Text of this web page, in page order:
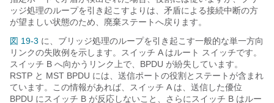
ッジ処理のループを引き起こすよりは、矛盾による接続中断の方
が望ましい状態のため、廃棄ステートへ戻ります。
図 19-3 に、ブリッジ処理のループを引き起こす一般的な単一方向
リンクの失敗例を示します。スイッチ A はルート スイッチです。
スイッチ B へ向かうリンク上で、BPDU が紛失しています。
RSTP と MST BPDU には、送信ポートの役割とステートが含まれ
ています。この情報があれば、スイッチ A は、送信した優位
BPDU にスイッチ B が反応しないこと、さらにスイッチ B はルー